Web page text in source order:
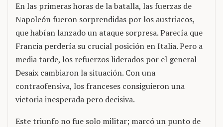
En las primeras horas de la batalla, las fuerzas de
Napoleón fueron sorprendidas por los austriacos,
que habían lanzado un ataque sorpresa. Parecía que
Francia perdería su crucial posición en Italia. Pero a
media tarde, los refuerzos liderados por el general
Desaix cambiaron la situación. Con una
contraofensiva, los franceses consiguieron una
victoria inesperada pero decisiva.
Este triunfo no fue solo militar; marcó un punto de